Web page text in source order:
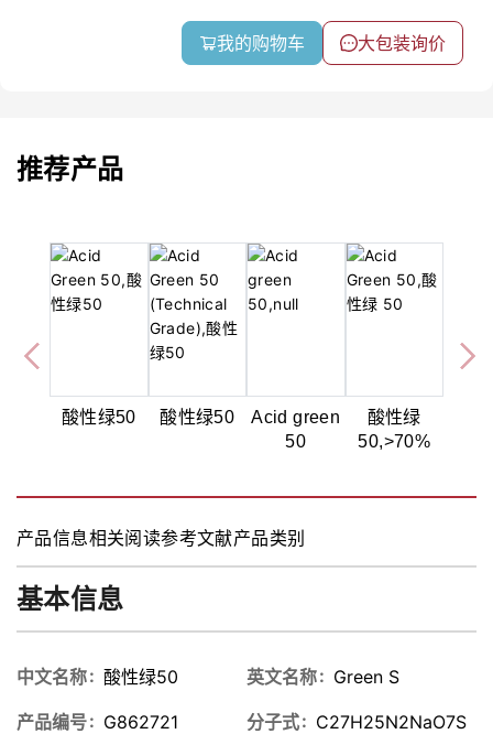
我的购物车 大包装询价
推荐产品
酸性绿50 酸性绿50
Acid green
50
酸性绿
50,>70%
产品信息相关阅读参考文献产品类别
基本信息
中文名称 酸性绿50 英文名称 Green S
产品编号 G862721 分子式
C27H25N2NaO7S